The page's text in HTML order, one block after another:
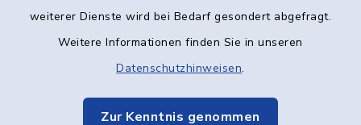
weiterer Dienste wird bei Bedarf gesondert abgefragt.
Weitere Informationen finden Sie in unseren
Datenschutzhinweisen.
Zur Kenntnis genommen
Elektronische Kommunikation
Sitemap
Cookie-Einstellungen